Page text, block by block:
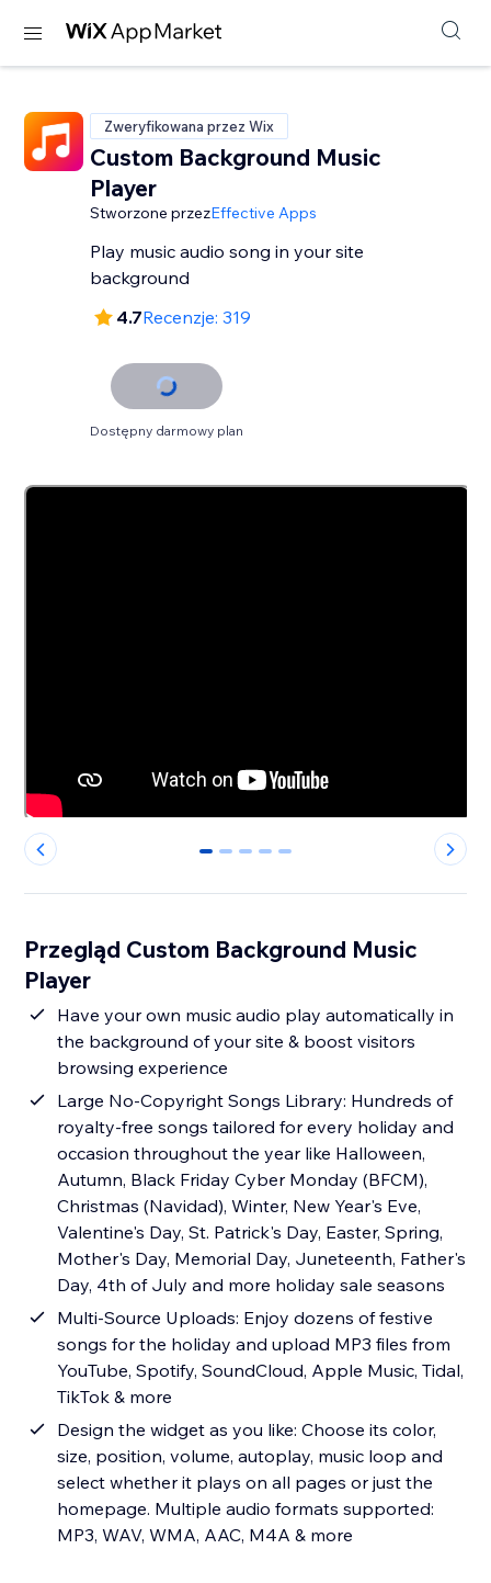
Zweryfikowana przez Wix
Custom Background Music
Player
Stworzone przezEffective Apps
Play music audio song in your site
background
4.7Recenzje: 319
Dostępny darmowy plan
0 1 2 3 4
Przegląd Custom Background Music
Player
Have your own music audio play automatically in
the background of your site & boost visitors
browsing experience
Large No-Copyright Songs Library: Hundreds of
royalty-free songs tailored for every holiday and
occasion throughout the year like Halloween,
Autumn, Black Friday Cyber Monday (BFCM),
Christmas (Navidad), Winter, New Year's Eve,
Valentine's Day, St. Patrick's Day, Easter, Spring,
Mother's Day, Memorial Day, Juneteenth, Father's
Day, 4th of July and more holiday sale seasons
Multi-Source Uploads: Enjoy dozens of festive
songs for the holiday and upload MP3 files from
YouTube, Spotify, SoundCloud, Apple Music, Tidal,
TikTok & more
Design the widget as you like: Choose its color,
size, position, volume, autoplay, music loop and
select whether it plays on all pages or just the
homepage. Multiple audio formats supported:
MP3, WAV, WMA, AAC, M4A & more